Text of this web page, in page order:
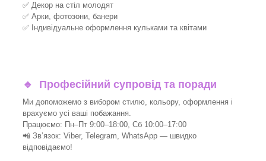
✅ Декор на стіл молодят
✅ Арки, фотозони, банери
✅ Індивідуальне оформлення кульками та квітами
🔹 Професійний супровід та поради
Ми допоможемо з вибором стилю, кольору, оформлення і
врахуємо усі ваші побажання.
Працюємо: Пн–Пт 9:00–18:00, Сб 10:00–17:00
📲 Зв’язок: Viber, Telegram, WhatsApp — швидко
відповідаємо!